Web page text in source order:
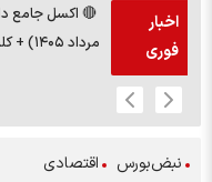
اخبار
فوری
مرداد ۱۴۰۵) + کلیک کنید
نبض‌بورس اقتصادی